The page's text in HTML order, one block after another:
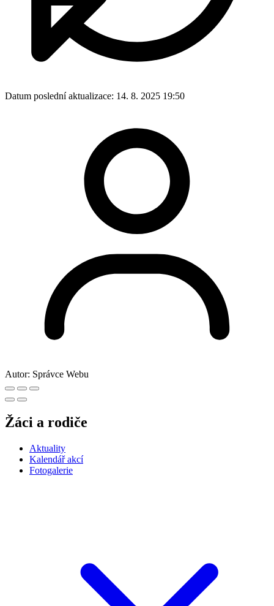
Datum poslední aktualizace: 14. 8. 2025 19:50
Autor: Správce Webu
Žáci a rodiče
Aktuality
Kalendář akcí
Fotogalerie